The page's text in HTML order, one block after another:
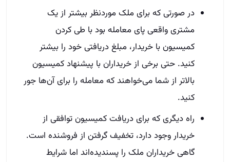
در صورتی که برای ملک موردنظر بیشتر از یک
مشتری واقعی پای معامله بود با طی کردن
کمیسیون با خریدار، مبلغ دریافتی خود را بیشتر
کنید. حتی برخی از خریداران با پیشنهاد کمیسیون
بالاتر از شما می‌خواهند که معامله را برای آن‌ها جور
کنید.
راه دیگری که برای دریافت کمیسیون توافقی از
خریدار وجود دارد، تخفیف گرفتن از فروشنده است.
گاهی خریداران ملک را پسندیده‌اند اما شرایط